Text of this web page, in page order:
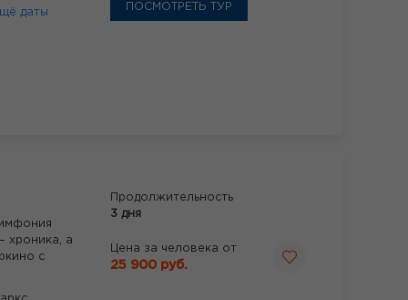
даты
ПОСМОТРЕТЬ ТУР
хроника, а
с
Продолжительность
3 дня
Цена за человека от
25 900 руб.